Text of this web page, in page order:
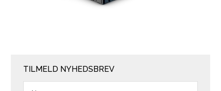
TILMELD NYHEDSBREV